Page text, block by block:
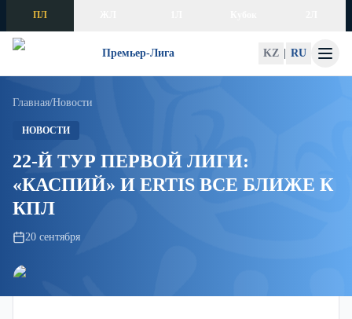
Skip to content
ПЛ
Премьер-Лига KZ RU
Главная/Новости
НОВОСТИ
22-Й ТУР ПЕРВОЙ ЛИГИ:
«КАСПИЙ» И ERTIS ВСЕ БЛИЖЕ К
КПЛ
20 сентября